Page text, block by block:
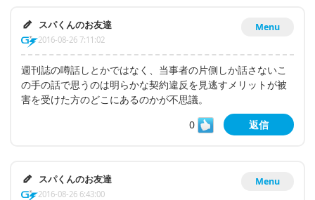
Menu
スパくんのお友達
2016-08-26 7:11:02
週刊誌の噂話しとかではなく、当事者の片側しか話さないこ
の手の話で思うのは明らかな契約違反を見逃すメリットが被
害を受けた方のどこにあるのかが不思議。
0
返信
Menu
スパくんのお友達
2016-08-26 6:43:00